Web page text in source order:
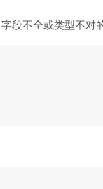
段不全或类型不对